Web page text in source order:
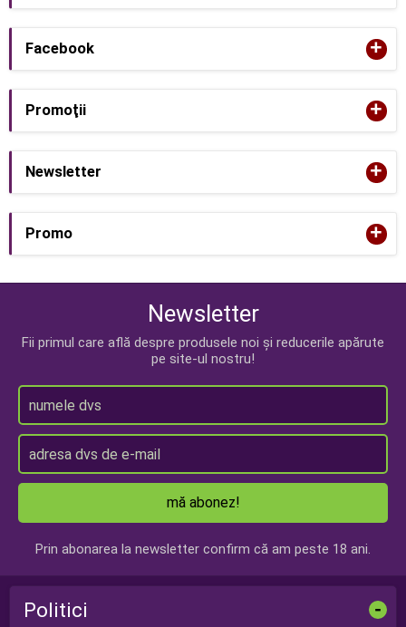
Facebook +
Promoţii +
Newsletter +
Promo +
Newsletter
Fii primul care află despre produsele noi și reducerile apărute
pe site-ul nostru!
mă abonez!
Prin abonarea la newsletter confirm că am peste 18 ani.
Politici -